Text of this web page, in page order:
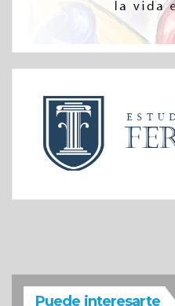
Puede interesarte